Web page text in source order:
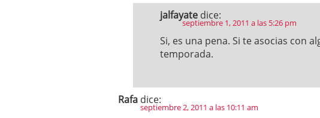
jalfayate dice:
septiembre 1, 2011 a las 5:26 pm
Si, es una pena. Si te asocias con
temporada.
Rafa dice:
septiembre 2, 2011 a las 10:11 am